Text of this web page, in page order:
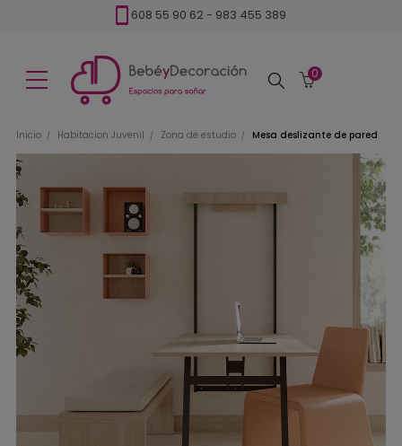
608 55 90 62 - 983 455 389
Buscar
0
Inicio Habitacion Juvenil Zona de estudio Mesa deslizante de pared